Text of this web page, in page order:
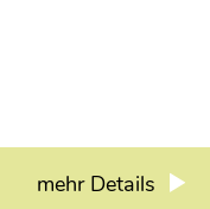
mehr Details